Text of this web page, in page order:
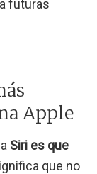
futuras
Apple
Siri es que
que no